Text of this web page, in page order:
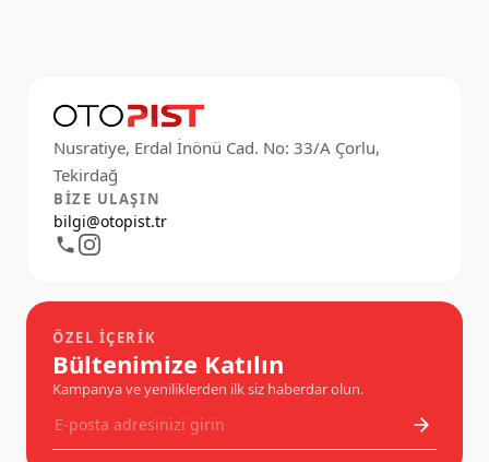
Nusratiye, Erdal İnönü Cad. No: 33/A Çorlu,
BIZE ULAŞIN
bilgi@otopist.tr
ÖZEL İÇERIK
Bültenimize Katılın
Kampanya ve yeniliklerden ilk siz haberdar olun.